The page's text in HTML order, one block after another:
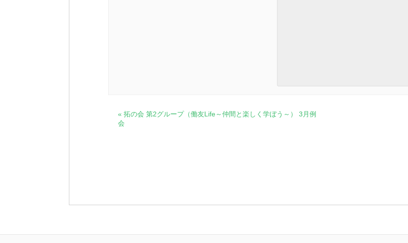
イ
ベ
ー
« 拓の会 第2グループ（働友Life～仲間と楽しく学ぼう～） 3月例
会